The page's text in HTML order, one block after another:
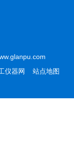
仪器网 站点地图